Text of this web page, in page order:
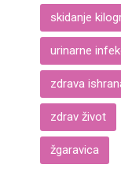
skidanje
urinarne
zdrava
zdrav život
žgaravica